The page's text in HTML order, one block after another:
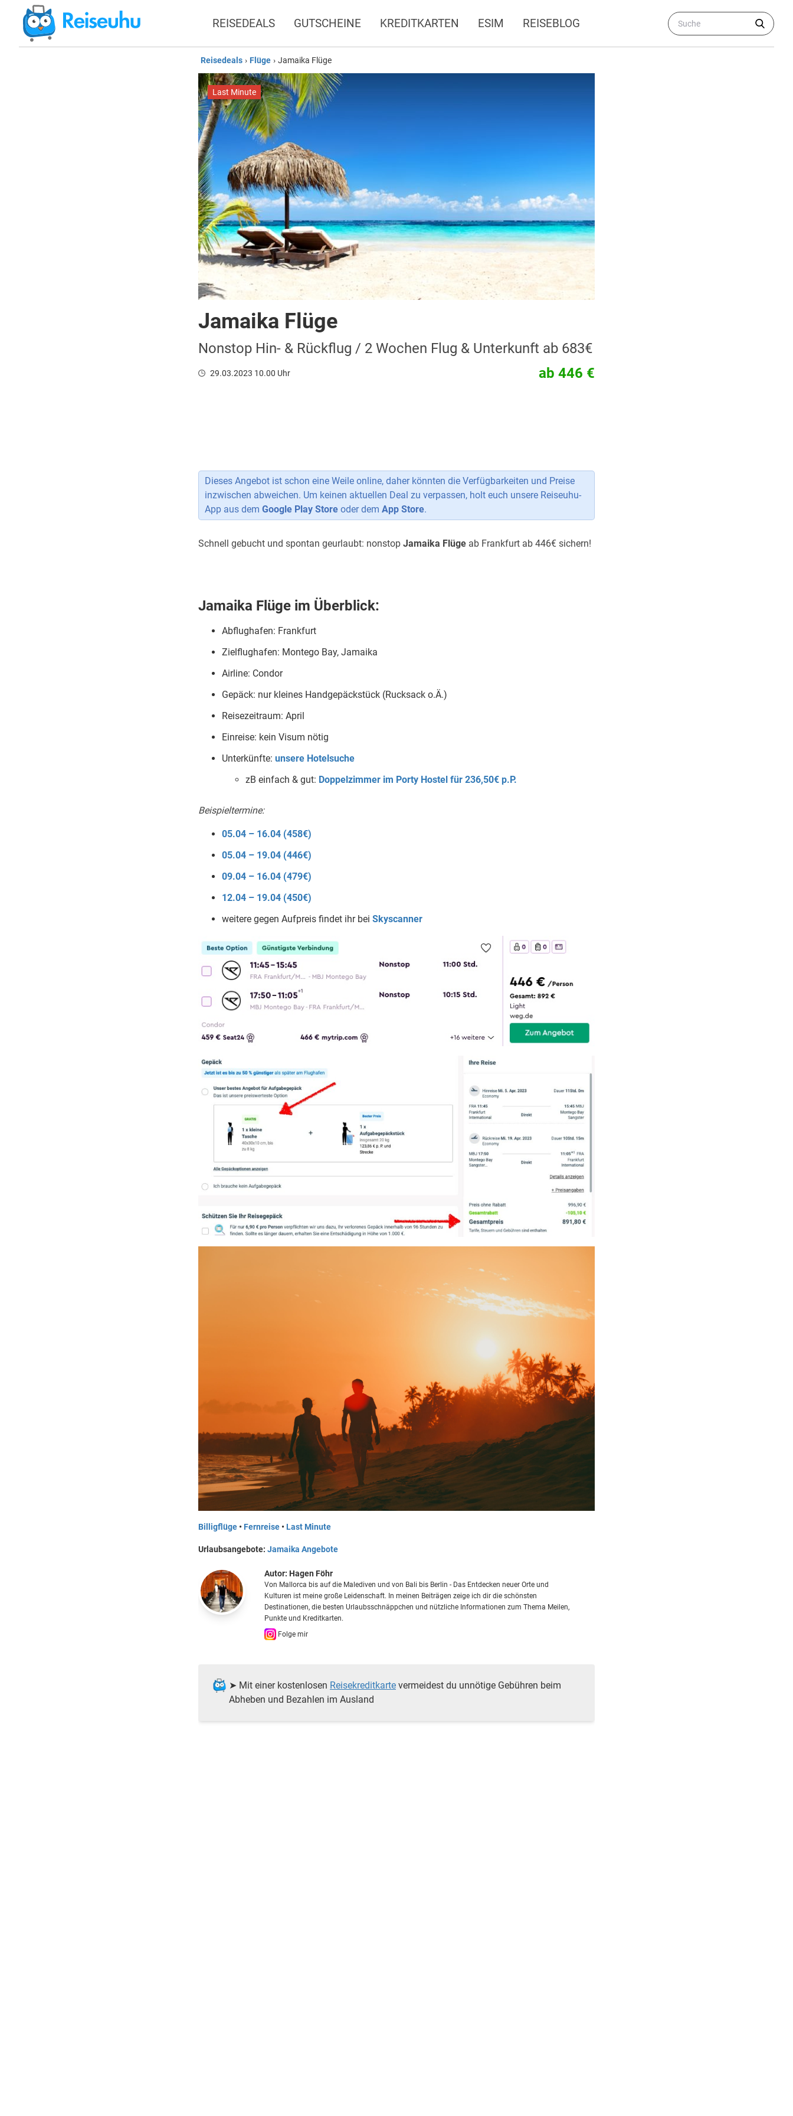
REISEDEALS GUTSCHEINE KREDITKARTEN ESIM REISEBLOG
Reisedeals › Flüge › Jamaika Flüge
Last Minute
Jamaika Flüge
Nonstop Hin- & Rückflug / 2 Wochen Flug & Unterkunft ab 683€
29.03.2023 10.00 Uhr ab 446 €
Dieses Angebot ist schon eine Weile online, daher könnten die Verfügbarkeiten und Preise
inzwischen abweichen. Um keinen aktuellen Deal zu verpassen, holt euch unsere Reiseuhu-
App aus dem Google Play Store oder dem App Store.
Schnell gebucht und spontan geurlaubt: nonstop Jamaika Flüge ab Frankfurt ab 446€ sichern!
Jamaika Flüge im Überblick:
Abflughafen: Frankfurt
Zielflughafen: Montego Bay, Jamaika
Airline: Condor
Gepäck: nur kleines Handgepäckstück (Rucksack o.Ä.)
Reisezeitraum: April
Einreise: kein Visum nötig
Unterkünfte: unsere Hotelsuche
zB einfach & gut: Doppelzimmer im Porty Hostel für 236,50€ p.P.
Beispieltermine:
05.04 – 16.04 (458€)
05.04 – 19.04 (446€)
09.04 – 16.04 (479€)
12.04 – 19.04 (450€)
weitere gegen Aufpreis findet ihr bei Skyscanner
Billigflüge • Fernreise • Last Minute
Urlaubsangebote: Jamaika Angebote
Autor: Hagen Föhr
Von Mallorca bis auf die Malediven und von Bali bis Berlin - Das Entdecken neuer Orte und
Kulturen ist meine große Leidenschaft. In meinen Beiträgen zeige ich dir die schönsten
Destinationen, die besten Urlaubsschnäppchen und nützliche Informationen zum Thema Meilen,
Punkte und Kreditkarten.
Folge mir
➤ Mit einer kostenlosen Reisekreditkarte vermeidest du unnötige Gebühren beim
Abheben und Bezahlen im Ausland